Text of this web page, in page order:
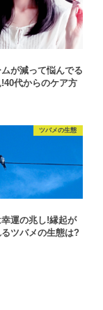
が減って悩んでる
代からのケア方
ツバメの生態
運の兆し!縁起が
ツバメの生態は?